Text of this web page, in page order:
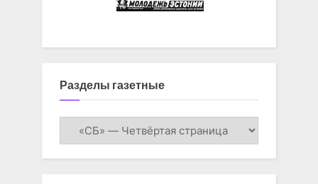
Разделы газетные
Разделы